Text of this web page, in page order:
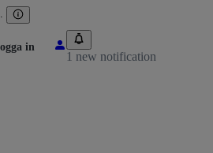
in
1 new notification